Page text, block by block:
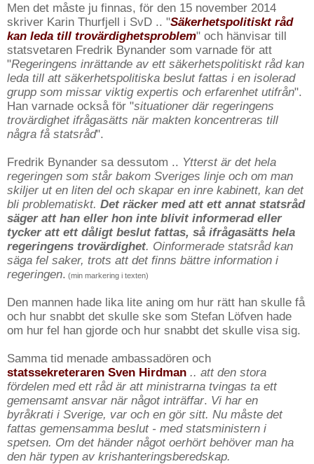
Men det måste ju finnas, för den 15 november 2014
skriver Karin Thurfjell i SvD .. "Säkerhetspolitiskt råd
kan leda till trovärdighetsproblem" och hänvisar till
statsvetaren Fredrik Bynander som varnade för att
"Regeringens inrättande av ett säkerhetspolitiskt råd kan
leda till att säkerhetspolitiska beslut fattas i en isolerad
grupp som missar viktig expertis och erfarenhet utifrån".
Han varnade också för "situationer där regeringens
trovärdighet ifrågasätts när makten koncentreras till
några få statsråd".
Fredrik Bynander sa dessutom .. Ytterst är det hela
regeringen som står bakom Sveriges linje och om man
skiljer ut en liten del och skapar en inre kabinett, kan det
bli problematiskt. Det räcker med att ett annat statsråd
säger att han eller hon inte blivit informerad eller
tycker att ett dåligt beslut fattas, så ifrågasätts hela
regeringens trovärdighet. Oinformerade statsråd kan
säga fel saker, trots att det finns bättre information i
regeringen. (min markering i texten)
Den mannen hade lika lite aning om hur rätt han skulle få
och hur snabbt det skulle ske som Stefan Löfven hade
om hur fel han gjorde och hur snabbt det skulle visa sig.
Samma tid menade ambassadören och
statssekreteraren Sven Hirdman .. att den stora
fördelen med ett råd är att ministrarna tvingas ta ett
gemensamt ansvar när något inträffar. Vi har en
byråkrati i Sverige, var och en gör sitt. Nu måste det
fattas gemensamma beslut - med statsministern i
spetsen. Om det händer något oerhört behöver man ha
den här typen av krishanteringsberedskap.